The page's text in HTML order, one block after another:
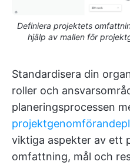
Definiera projektets
hjälp av mallen för
Standardisera din
roller och
planeringsprocessen
viktiga aspekter av ett
omfattning, mål och